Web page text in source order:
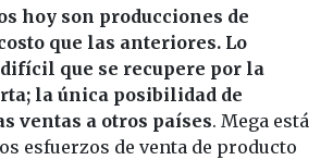
hoy son producciones de
que las anteriores. Lo
que se recupere por la
la única posibilidad de
ventas a otros países. Mega está
esfuerzos de venta de producto